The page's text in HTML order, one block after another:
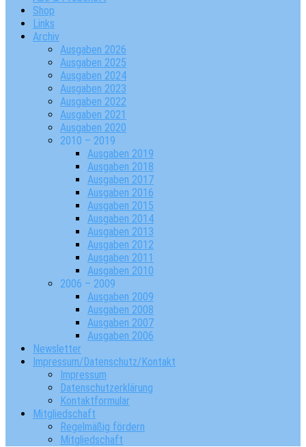
Shop
Links
Archiv
Ausgaben 2026
Ausgaben 2025
Ausgaben 2024
Ausgaben 2023
Ausgaben 2022
Ausgaben 2021
Ausgaben 2020
2010 – 2019
Ausgaben 2019
Ausgaben 2018
Ausgaben 2017
Ausgaben 2016
Ausgaben 2015
Ausgaben 2014
Ausgaben 2013
Ausgaben 2012
Ausgaben 2011
Ausgaben 2010
2006 – 2009
Ausgaben 2009
Ausgaben 2008
Ausgaben 2007
Ausgaben 2006
Newsletter
Impressum/Datenschutz/Kontakt
Impressum
Datenschutzerklärung
Kontaktformular
Mitgliedschaft
Regelmäßig fördern
Mitgliedschaft